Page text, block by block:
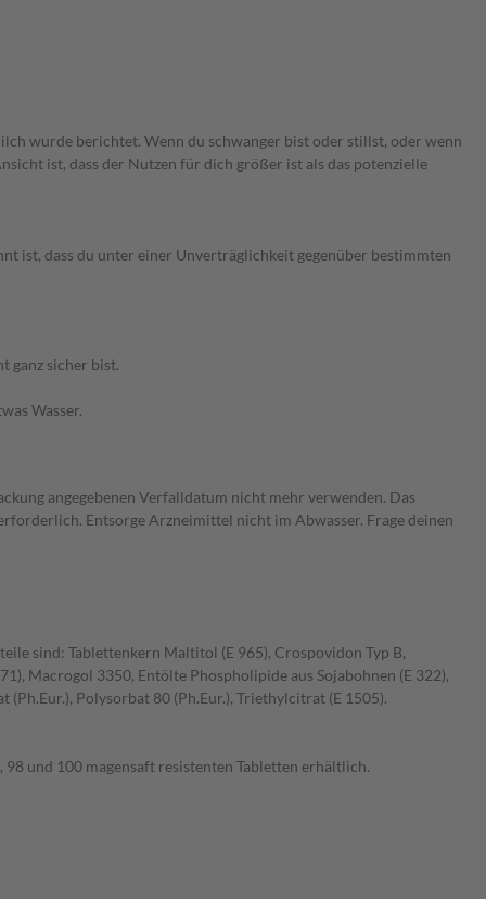
wurde berichtet. Wenn du schwanger bist oder stillst, oder wenn
ist, dass der Nutzen für dich größer ist als das potenzielle
ist, dass du unter einer Unverträglichkeit gegenüber bestimmten
ganz sicher bist.
Wasser.
angegebenen Verfalldatum nicht mehr verwenden. Das
Entsorge Arzneimittel nicht im Abwasser. Frage deinen
sind: Tablettenkern Maltitol (E 965), Crospovidon Typ B,
Macrogol 3350, Entölte Phospholipide aus Sojabohnen (E 322),
Polysorbat 80 (Ph.Eur.), Triethylcitrat (E 1505).
und 100 magensaft resistenten Tabletten erhältlich.